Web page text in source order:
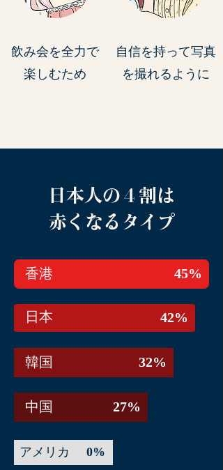
飲み会を全力で
​楽しむため
自信を持って​写真
を撮れるように
日本人の４割は
赤くなるタイプ
香港 45%
​日本 42%
​韓国 32%
​中国 27%
0%
アメリカ